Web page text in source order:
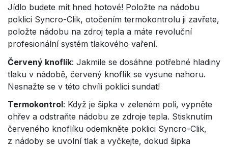
Jídlo budete mít hned hotové! Položte na nádobu
poklici Syncro-Clik, otočením termokontrolu ji zavřete,
položte nádobu na zdroj tepla a máte revoluční
profesionální systém tlakového vaření.
Červený knoflík: Jakmile se dosáhne potřebné hladiny
tlaku v nádobě, červený knoflík se vysune nahoru.
Nesnažte se v této chvíli poklici sundat!
Termokontrol: Když je šipka v zeleném poli, vypněte
ohřev a odstraňte nádobu ze zdroje tepla. Stisknutím
červeného knoflíku odemkněte poklici Syncro-Clik,
z nádoby se uvolní tlak a vyčkejte, dokud šipka